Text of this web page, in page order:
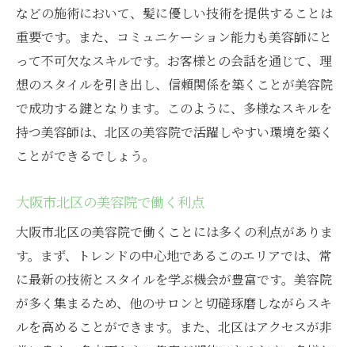
などの施術において、髪に優しい技術を提供することは
重要です。また、コミュニケーション能力も美容師にと
って不可欠なスキルです。お客様との会話を通じて、理
想のスタイルを引き出し、信頼関係を築くことが美容院
で成功する鍵となります。このように、多様なスキルを
持つ美容師は、北区の美容院で活躍しやすい環境を築く
ことができるでしょう。
大阪市北区の美容院で働く利点
大阪市北区の美容院で働くことには多くの利点がありま
す。まず、トレンドの中心地であるこのエリアでは、常
に最新の技術とスタイルを学ぶ機会が豊富です。美容院
が多く集まるため、他のサロンと切磋琢磨しながらスキ
ルを高めることができます。また、北区はアクセスが非